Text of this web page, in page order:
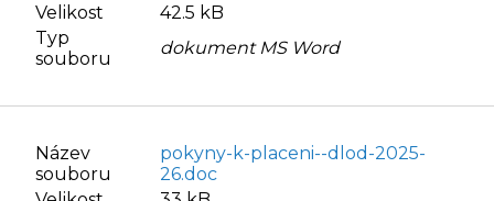
Velikost
42.5 kB
Typ
souboru
dokument MS Word
Název
souboru
pokyny-k-placeni--dlod-2025-
26.doc